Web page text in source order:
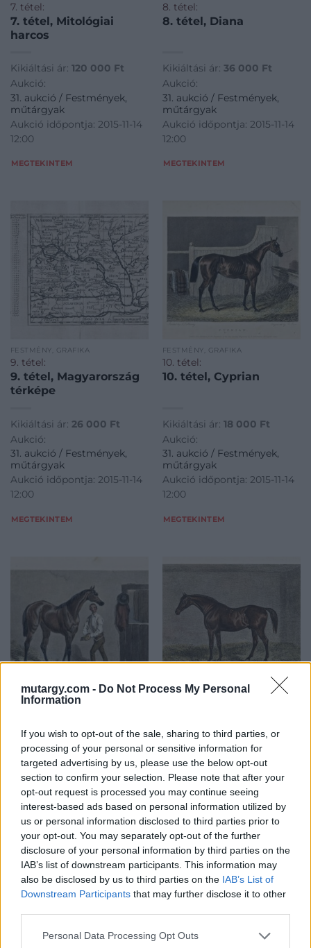
mutargy.com - Do Not Process My Personal
Information
If you wish to opt-out of the sale, sharing to third parties, or
processing of your personal or sensitive information for
targeted advertising by us, please use the below opt-out
section to confirm your selection. Please note that after your
opt-out request is processed you may continue seeing
interest-based ads based on personal information utilized by
us or personal information disclosed to third parties prior to
your opt-out. You may separately opt-out of the further
disclosure of your personal information by third parties on the
IAB’s list of downstream participants. This information may
also be disclosed by us to third parties on the IAB’s List of
Downstream Participants that may further disclose it to other
Personal Data Processing Opt Outs
7. tétel:
7. tétel, Mitológiai
harcos
Kikiáltási ár: 120 000 Ft
Aukció:
31. aukció / Festmények,
műtárgyak
Aukció időpontja: 2015-11-14
12:00
MEGTEKINTEM
8. tétel:
8. tétel, Diana
Kikiáltási ár: 36 000 Ft
Aukció:
31. aukció / Festmények,
műtárgyak
Aukció időpontja: 2015-11-14
12:00
MEGTEKINTEM
FESTMÉNY, GRAFIKA
9. tétel:
9. tétel, Magyarország
térképe
Kikiáltási ár: 26 000 Ft
Aukció:
31. aukció / Festmények,
műtárgyak
Aukció időpontja: 2015-11-14
12:00
MEGTEKINTEM
FESTMÉNY, GRAFIKA
10. tétel:
10. tétel, Cyprian
Kikiáltási ár: 18 000 Ft
Aukció:
31. aukció / Festmények,
műtárgyak
Aukció időpontja: 2015-11-14
12:00
MEGTEKINTEM
FESTMÉNY, GRAFIKA
11. tétel, Governess
Kikiáltási ár:18 000Ft
Aukció:
31. aukció / Festmények,
műtárgyak
Aukció időpontja: 2015-11-14
12:00
MEGTEKINTEM
12. tétel, Muley
Kikiáltási ár:18 000Ft
Aukció:
31. aukció / Festmények,
műtárgyak
Aukció időpontja: 2015-11-14
12:00
MEGTEKINTEM